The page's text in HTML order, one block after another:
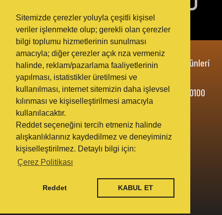
Sitemizde çerezler yoluyla çeşitli kişisel
veriler işlenmekte olup; gerekli olan çerezler
bilgi toplumu hizmetlerinin sunulması
amacıyla; diğer çerezler açık rıza vermeniz
halinde, reklam/pazarlama faaliyetlerinin
yapılması, istatistikler üretilmesi ve
kullanılması, internet sitemizin daha işlevsel
kılınması ve kişiselleştirilmesi amacıyla
kullanılacaktır.
Reddet seçeneğini tercih etmeniz halinde
alışkanlıklarınız kaydedilmez ve deneyiminiz
kişiselleştirilmez. Detaylı bilgi için:
Çerez Politikası
Reddet KABUL ET
"AHMET UĞURLU" İsmiyle Otellere Toptan Tekstil Ürünleri
Sağlamaktayız.
Üretim Yeri: Bozburun Mah. 7032 Sokak No: 1/A, 20100
Merkezefendi / DENİZLİ/TR
TEL & GSM: +90 532 786 42 15
© 2026 Her Hakkı Saklıdır
Markazit